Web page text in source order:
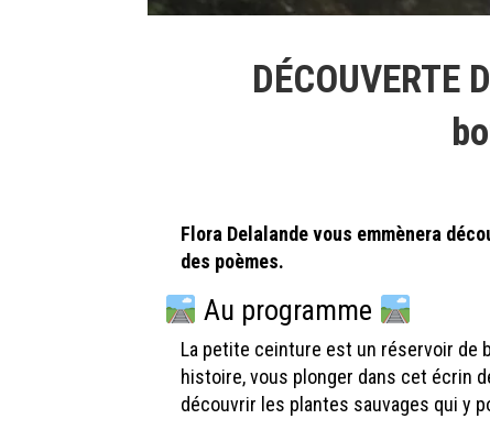
DÉCOUVERTE
Flora Delalande vous emmènera
des poèmes.
Au programme
La petite ceinture est un réservoir de
histoire, vous plonger dans cet écrin
découvrir les plantes sauvages qui y